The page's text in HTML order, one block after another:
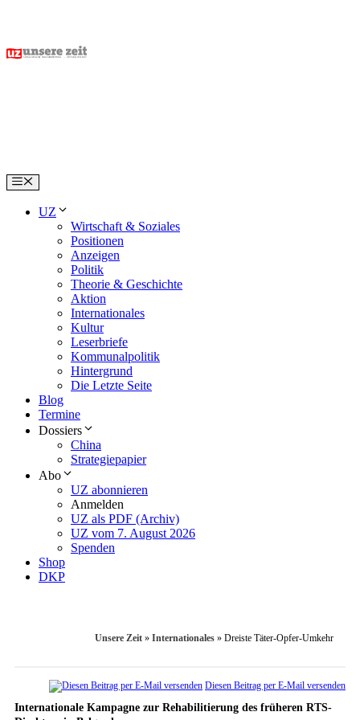
content
Menu
UZ
Wirtschaft & Soziales
Positionen
Anzeigen
Politik
Theorie & Geschichte
Aktion
Internationales
Kultur
Leserbriefe
Kommunalpolitik
Hintergrund
Die Letzte Seite
Blog
Termine
Dossiers
China
Strategiepapier
Abo
UZ abonnieren
Anmelden
UZ als PDF (Archiv)
UZ vom 7. August 2026
Spenden
Shop
DKP
Unsere Zeit » Internationales » Dreiste Täter-Opfer-Umkehr
Diesen Beitrag per E-Mail versenden
Internationale Kampagne zur Rehabilitierung des früheren RTS-